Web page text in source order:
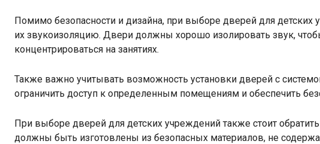
Помимо безопасности и дизайна, при выборе дверей для детских
их звукоизоляцию. Двери должны хорошо изолировать звук,
концентрироваться на занятиях.
Также важно учитывать возможность установки дверей с
ограничить доступ к определенным помещениям и обеспечить
При выборе дверей для детских учреждений также стоит
должны быть изготовлены из безопасных материалов, не